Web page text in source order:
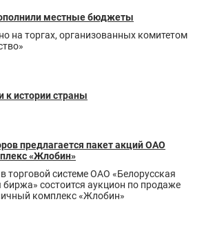
местные бюджеты
на торгах, организованных комитетом
истории страны
предлагается пакет акций ОАО
«Жлобин»
торговой системе ОАО «Белорусская
состоится аукцион по продаже
комплекс «Жлобин»